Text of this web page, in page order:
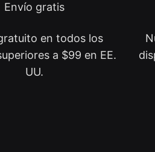
Envío gratis
en todos los
a $99 en EE.
UU.